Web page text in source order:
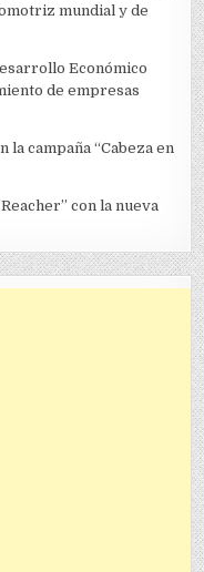
mundial y de
Económico
de empresas
campaña “Cabeza en
con la nueva